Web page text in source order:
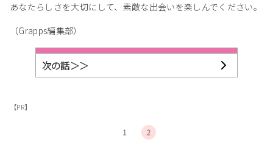
あなたらしさを大切にして、素敵な出会いを楽しんでください。
（Grapps編集部）
次の話＞＞
【PR】
1 2